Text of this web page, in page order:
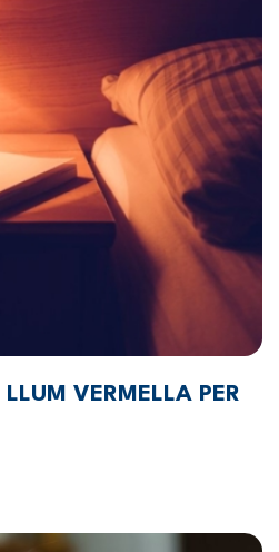
VERMELLA PER